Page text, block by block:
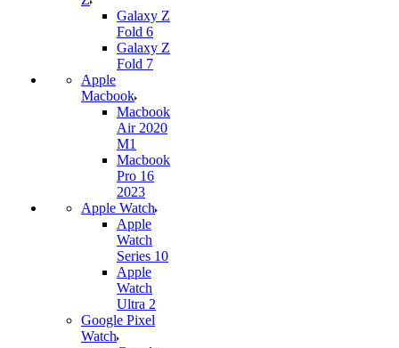
Galaxy Z
Fold 6
Galaxy Z
Fold 7
Apple
Macbook
Macbook
Air 2020
M1
Macbook
Pro 16
2023
Apple Watch
Apple
Watch
Series 10
Apple
Watch
Ultra 2
Google Pixel
Watch